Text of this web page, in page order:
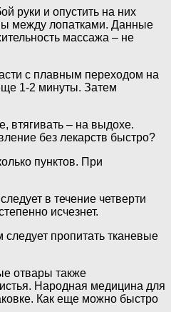
руки и опустить на них
между лопатками. Данные
массажа – не
с плавным переходом на
1-2 минуты. Затем
втягивать – на выдохе.
без лекарств быстро?
пунктов. При
в течение четверти
исчезнет.
пропитать тканевые
отвары также
Народная медицина для
Как еще можно быстро